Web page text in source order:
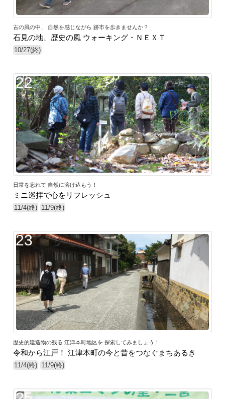
古の風の中、 自然を感じながら 跡市を歩きませんか？
石見の地、歴史の風 ウォーキング・ＮＥＸＴ
10/27(終)
22
日常を忘れて 自然に溶け込もう！
ミニ巡拝で心をリフレッシュ
11/4(終) 11/9(終)
23
歴史的建造物の残る 江津本町地区を 探索してみましょう！
令和から江戸！ 江津本町の今と昔をつなぐまちあるき
11/4(終) 11/9(終)